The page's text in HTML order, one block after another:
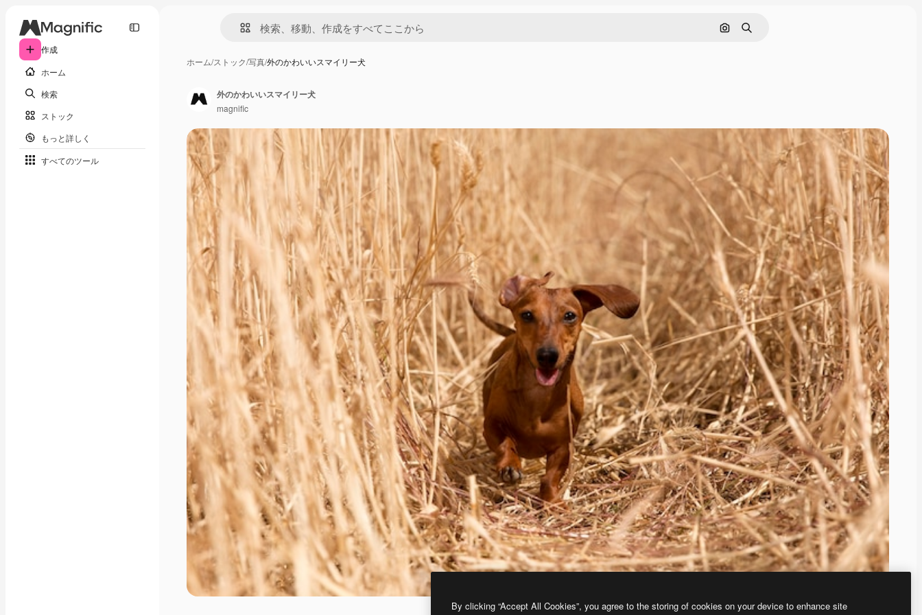
作成
ホーム
検索
ストック
もっと詳しく
すべてのツール
画像で検索
検索
ホーム/ストック/写真/外のかわいいスマイリー犬
外のかわいいスマイリー犬
magnific
By clicking “Accept All Cookies”, you agree to the storing of cookies on your device to enhance site